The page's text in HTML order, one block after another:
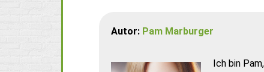
Autor: Pam Marburger
Ich bin